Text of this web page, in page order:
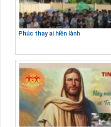
Phúc thay ai hiền lành